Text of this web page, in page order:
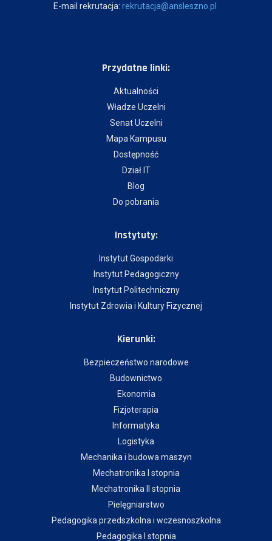
E-mail rekrutacja: rekrutacja@ansleszno.pl
Przydatne linki:
Aktualności
Władze Uczelni
Senat Uczelni
Mapa Kampusu
Dostępność
Dział IT
Blog
Do pobrania
Instytuty:
Instytut Gospodarki
Instytut Pedagogiczny
Instytut Politechniczny
Instytut Zdrowia i Kultury Fizycznej
Kierunki:
Bezpieczeństwo narodowe
Budownictwo
Ekonomia
Fizjoterapia
Informatyka
Logistyka
Mechanika i budowa maszyn
Mechatronika I stopnia
Mechatronika II stopnia
Pielęgniarstwo
Pedagogika przedszkolna i wczesnoszkolna
Pedagogika I stopnia